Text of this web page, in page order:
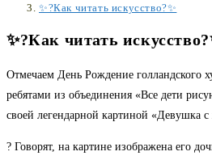
✨?Как читать искусство?✨
✨?Как читать
Отмечаем День Рождение голландского
ребятами из объединения «Все дети
своей легендарной картиной «Девушка
? Говорят, на картине изображена его